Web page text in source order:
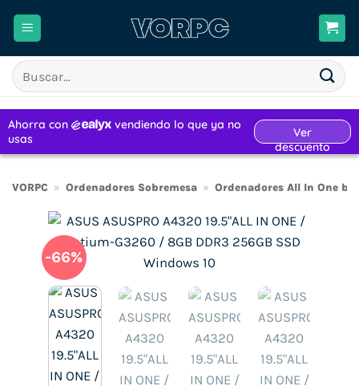
Buscar
por:
VORPC » Ordenadores Sobremesa » Ordenadores All In One
-66%